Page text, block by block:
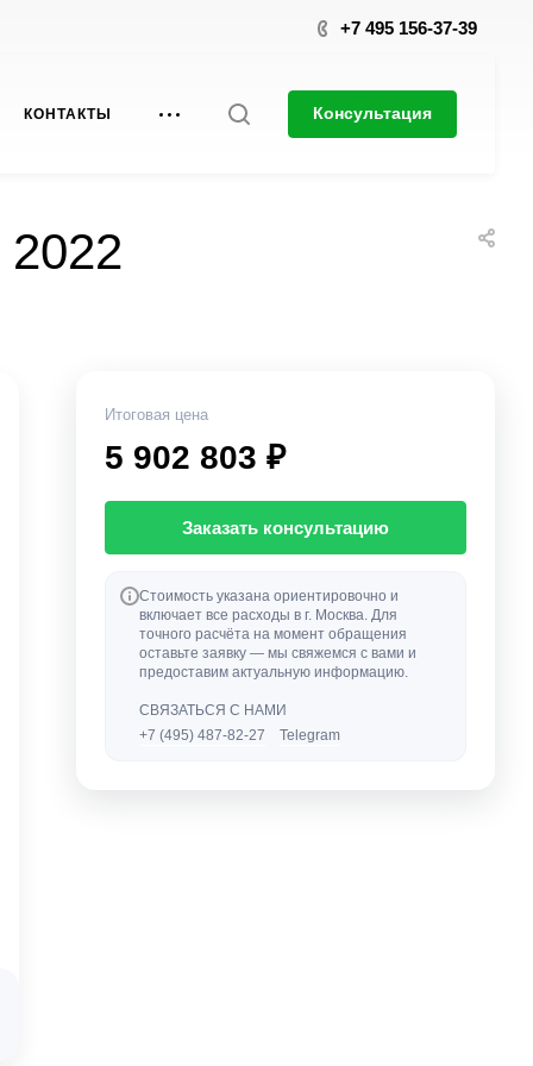
+7 495 156-37-39
КОНТАКТЫ Консультация
Итоговая цена
5 902 803 ₽
Заказать консультацию
Стоимость указана ориентировочно и
включает все расходы в г. Москва. Для
точного расчёта на момент обращения
оставьте заявку — мы свяжемся с вами и
предоставим актуальную информацию.
СВЯЗАТЬСЯ С НАМИ
+7 (495) 487-82-27
Telegram